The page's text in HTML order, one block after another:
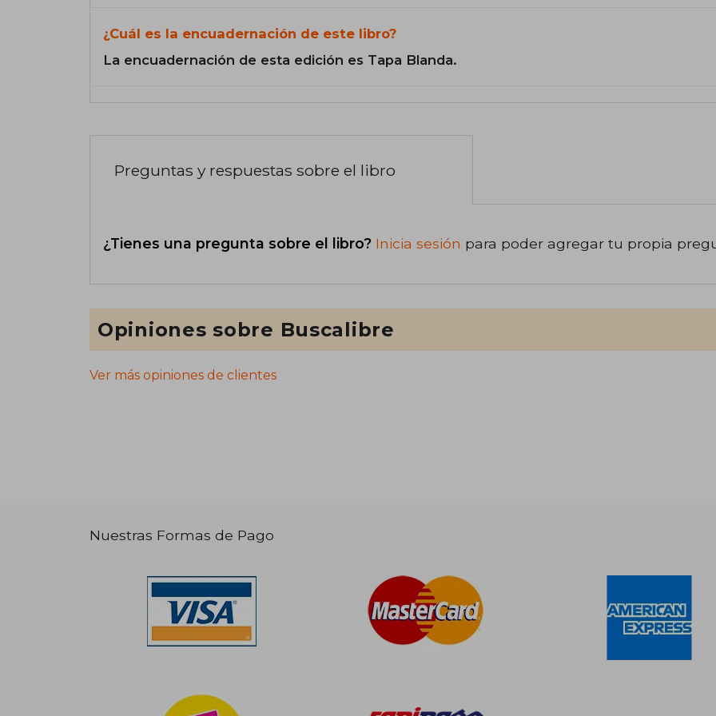
¿Cuál es la encuadernación de este libro?
La encuadernación de esta edición es Tapa Blanda.
Preguntas y respuestas sobre el libro
¿Tienes una pregunta sobre el libro? Inicia sesión para poder agregar tu propia
Opiniones sobre Buscalibre
Ver más opiniones de clientes
Nuestras Formas de Pago